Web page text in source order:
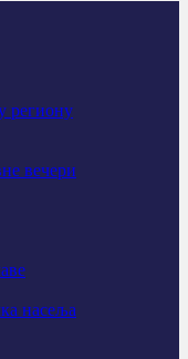
региону
вечери
насеља